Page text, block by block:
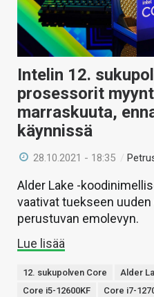
Intelin 12.
prosessorit
marraskuuta,
käynnissä
28.10.2021 - 18:35 /
Alder Lake -
vaativat tuekseen
perustuvan emolevyn.
Lue lisää
12. sukupolven Core Alder
Core i5-12600KF
Core i7-